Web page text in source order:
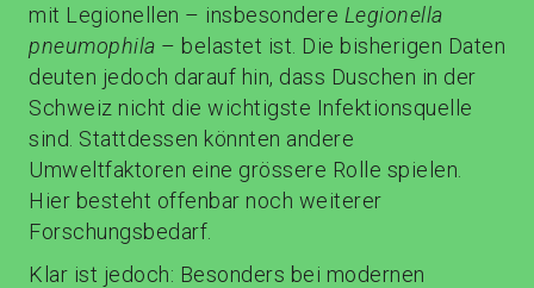
mit Legionellen – insbesondere Legionella
pneumophila – belastet ist. Die bisherigen Daten
deuten jedoch darauf hin, dass Duschen in der
Schweiz nicht die wichtigste Infektionsquelle
sind. Stattdessen könnten andere
Umweltfaktoren eine grössere Rolle spielen.
Hier besteht offenbar noch weiterer
Forschungsbedarf.
Klar ist jedoch: Besonders bei modernen